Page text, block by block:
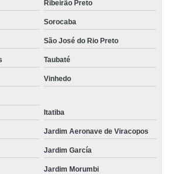
inox Vila Formosa
Parque Mandaqui
Vila Carlito
medida Santa Isabel
medida Ribeirão Preto
Vila Mimosa
Ribeirão Preto
Sorocaba
São José do Rio Preto
Taubaté
Vinhedo
Itatiba
Jardim Aeronave de Viracopos
Jardim García
Jardim Morumbi